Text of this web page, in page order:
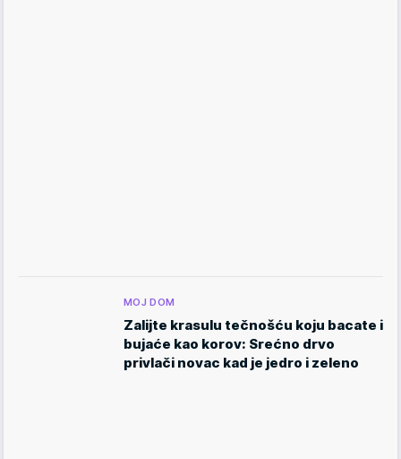
MOJ DOM
Zalijte krasulu tečnošću koju bacate i
bujaće kao korov: Srećno drvo
privlači novac kad je jedro i zeleno